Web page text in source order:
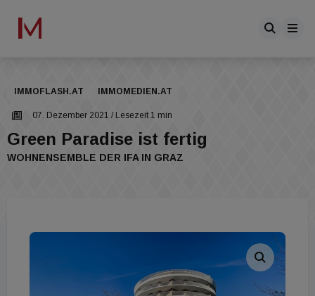
IMMOFLASH.AT IMMOMEDIEN.AT
07. Dezember 2021 / Lesezeit 1 min
Green Paradise ist fertig
WOHNENSEMBLE DER IFA IN GRAZ